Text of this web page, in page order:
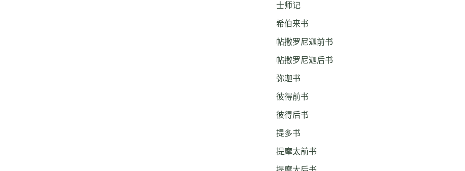
士师记
希伯来书
帖撒罗尼迦前书
帖撒罗尼迦后书
弥迦书
彼得前书
彼得后书
提多书
提摩太前书